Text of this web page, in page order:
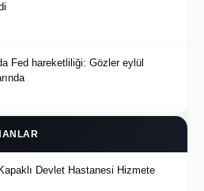
Fed hareketliliği: Gözler eylül
Devlet Hastanesi Hizmete